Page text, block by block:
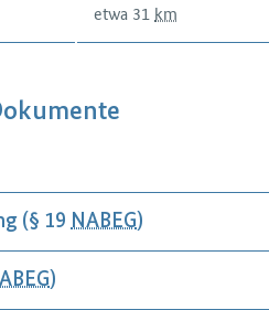
etwa 31 km
(§ 19 NABEG)
)